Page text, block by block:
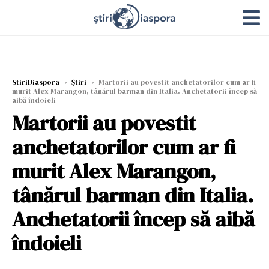
StiriDiaspora › Știri › Martorii au povestit anchetatorilor cum ar fi
murit Alex Marangon, tânărul barman din Italia. Anchetatorii încep să
aibă îndoieli
Martorii au povestit
anchetatorilor cum ar fi
murit Alex Marangon,
tânărul barman din Italia.
Anchetatorii încep să aibă
îndoieli